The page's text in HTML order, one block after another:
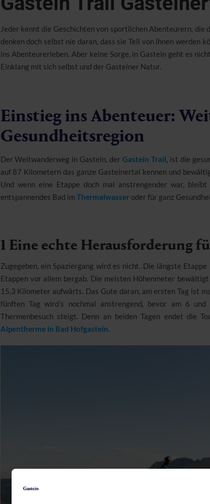
Jeder kennt die Geschichten von sportlichen Abenteurern,
denken doch selbst nie daran, dass sie Teil von ihnen werden
ins Abenteurerleben. Aber keine Sorge, in Gastein geht es
Einklang mit sich selbst und der Gasteiner Natur.
Einstieg ins Abenteuer:
Gesundheitsregion
Der Weitwanderweg in Gastein, derGastein Trail, ist die
auf 87 Kilometern das ganze Gasteinertal kennen und
Und wenn eine Etappe doch mal anstrengender war,
entspannendes Bad im Thermalwasseroder für ganz
1 Eine echte Herausforderung
Zugegeben, ein Spaziergang wird es nicht. Die längste
Etappen vor allem bergab. Die meisten Höhenmeter
15,3 Kilometer aufwärts. Das Gute daran, am ersten Tag ist
fünften Tag wird’s nochmal anstrengend, bevor am 6
Thermenbesuch steigt. Denn an beiden Tagen endet die
Alpentherme in Bad Hofgastein.